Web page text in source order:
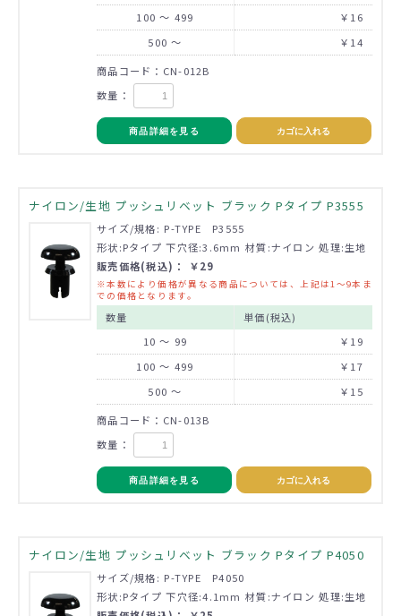
100 ～ 499
￥16
500 ～
￥14
商品コード：CN-012B
数量：
商品詳細を見る カゴに入れる
ナイロン/生地 プッシュリベット ブラック Pタイプ P3555
サイズ/規格: P-TYPE P3555
形状:Pタイプ 下穴径:3.6mm 材質:ナイロン 処理:生地
販売価格(税込)： ￥29
※本数により価格が異なる商品については、上記は1～9本ま
での価格となります。
数量
単価(税込)
10 ～ 99
￥19
100 ～ 499
￥17
500 ～
￥15
商品コード：CN-013B
数量：
商品詳細を見る カゴに入れる
ナイロン/生地 プッシュリベット ブラック Pタイプ P4050
サイズ/規格: P-TYPE P4050
形状:Pタイプ 下穴径:4.1mm 材質:ナイロン 処理:生地